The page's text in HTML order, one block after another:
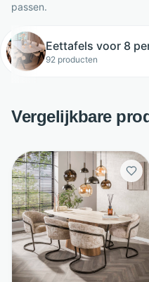
passen.
Eettafels voor 8
92 producten
Vergelijkbare